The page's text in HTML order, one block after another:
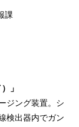
課
」
ジング装置。シ
検出器内でガン